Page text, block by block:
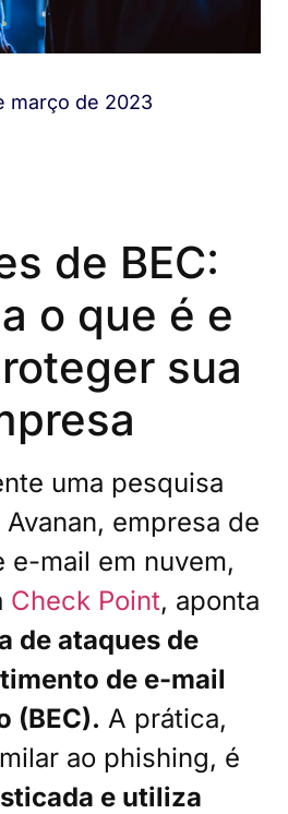
março de 2023
de BEC:
o que é e
sua
uma pesquisa
empresa de
e-mail em nuvem,
Check Point, aponta
de ataques de
de e-mail
(BEC). A prática,
ao phishing, é
e utiliza